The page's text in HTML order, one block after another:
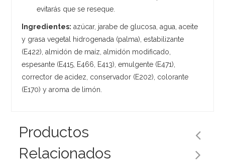
evitarás que se reseque.
Ingredientes: azúcar, jarabe de glucosa, agua, aceite
y grasa vegetal hidrogenada (palma), estabilizante
(E422), almidón de maíz, almidón modificado,
espesante (E415, E466, E413), emulgente (E471),
corrector de acidez, conservador (E202), colorante
(E170) y aroma de limón.
Productos
Relacionados